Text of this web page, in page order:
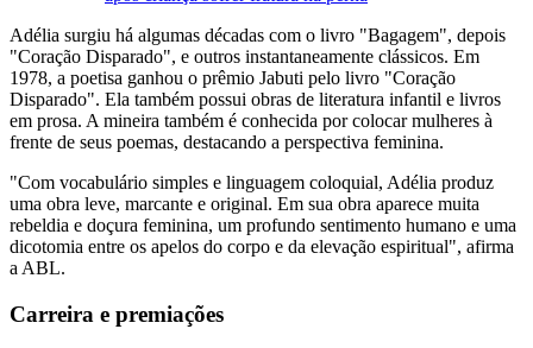
Adélia surgiu há algumas décadas com o livro "Bagagem", depois
"Coração Disparado", e outros instantaneamente clássicos. Em
1978, a poetisa ganhou o prêmio Jabuti pelo livro "Coração
Disparado". Ela também possui obras de literatura infantil e livros
em prosa. A mineira também é conhecida por colocar mulheres à
frente de seus poemas, destacando a perspectiva feminina.
"Com vocabulário simples e linguagem coloquial, Adélia produz
uma obra leve, marcante e original. Em sua obra aparece muita
rebeldia e doçura feminina, um profundo sentimento humano e uma
dicotomia entre os apelos do corpo e da elevação espiritual", afirma
a ABL.
Carreira e premiações